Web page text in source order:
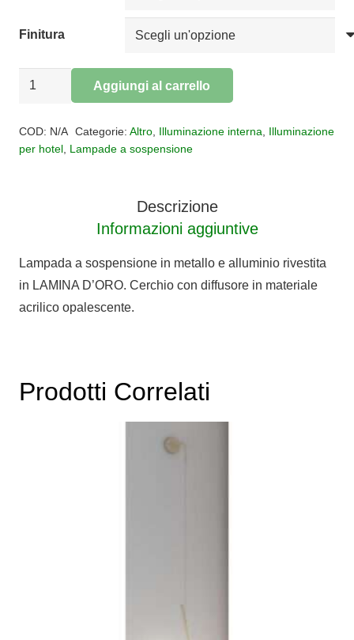
Finitura
Sospensione
quantità
Aggiungi al carrello
COD: N/A Categorie: Altro, Illuminazione interna
Illuminazione
per hotel Lampade a sospensione
Descrizione
Informazioni aggiuntive
Lampada a sospensione in metallo e alluminio rivestita
in LAMINA D’ORO. Cerchio con diffusore in materiale
acrilico opalescente.
Prodotti Correlati